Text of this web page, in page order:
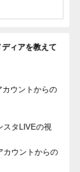
ィアを教えて
カウントからの
スタLIVEの視
カウントからの